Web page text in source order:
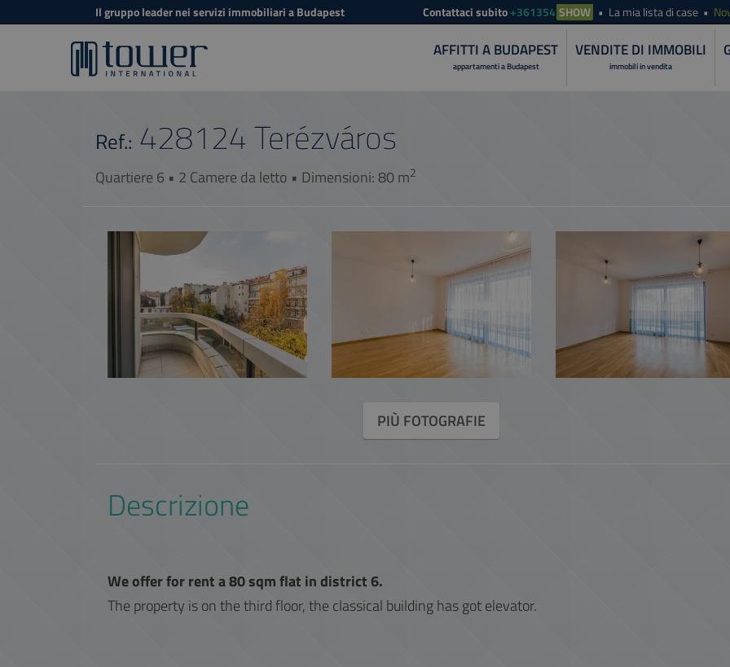
Il gruppo leader nei servizi immobiliari a Budapest Contattaci subito+361354 SHOW La mia lista di case
AFFITTI A BUDAPEST
appartamenti a Budapest
VENDITE DI IMMOBILI
immobili in vendita
Terézváros
Ref.: 428124
Quartiere 6 • 2 Camere da letto • Dimensioni: 80 m2
PIÙ FOTOGRAFIE
Descrizione
We offer for rent a 80 sqm flat in district 6.
The property is on the third floor, the classical building has got elevator.